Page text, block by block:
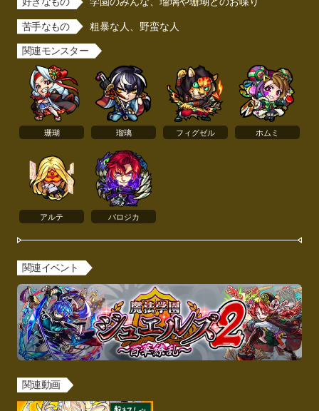
苦手なもの 粗暴な人、野蛮な人
関連モンスター
珊瑚 瑠璃 フィグゼル ホムミ
アルテ バロジカ
関連イベント
関連動画